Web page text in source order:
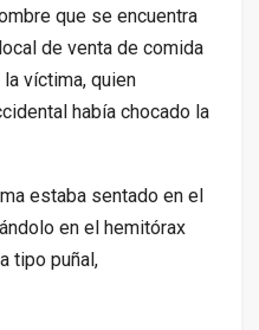
que se encuentra
de venta de comida
víctima, quien
había chocado la
estaba sentado en el
en el hemitórax
tipo puñal,